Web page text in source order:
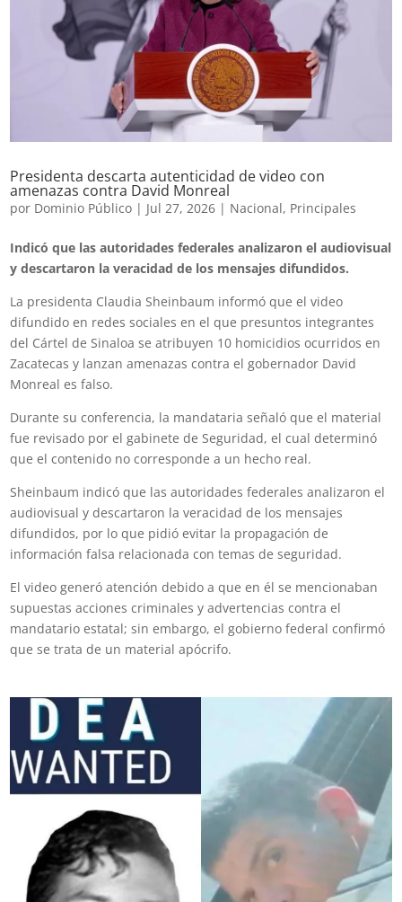
Presidenta descarta autenticidad de video con
amenazas contra David Monreal
por Dominio Público | Jul 27, 2026 | Nacional, Principales
Indicó que las autoridades federales analizaron el audiovisual
y descartaron la veracidad de los mensajes difundidos.
La presidenta Claudia Sheinbaum informó que el video
difundido en redes sociales en el que presuntos integrantes
del Cártel de Sinaloa se atribuyen 10 homicidios ocurridos en
Zacatecas y lanzan amenazas contra el gobernador David
Monreal es falso.
Durante su conferencia, la mandataria señaló que el material
fue revisado por el gabinete de Seguridad, el cual determinó
que el contenido no corresponde a un hecho real.
Sheinbaum indicó que las autoridades federales analizaron el
audiovisual y descartaron la veracidad de los mensajes
difundidos, por lo que pidió evitar la propagación de
información falsa relacionada con temas de seguridad.
El video generó atención debido a que en él se mencionaban
supuestas acciones criminales y advertencias contra el
mandatario estatal; sin embargo, el gobierno federal confirmó
que se trata de un material apócrifo.